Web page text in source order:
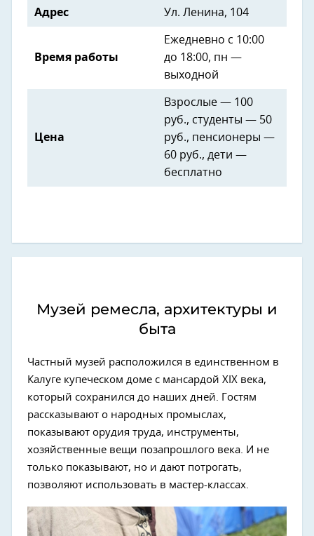
Адрес Ул. Ленина, 104
Время работы
Ежедневно с 10:00
до 18:00, пн —
выходной
Цена
Взрослые — 100
руб., студенты — 50
руб., пенсионеры —
60 руб., дети —
бесплатно
Музей ремесла, архитектуры и
быта
Частный музей расположился в единственном в
Калуге купеческом доме с мансардой XIX века,
который сохранился до наших дней. Гостям
рассказывают о народных промыслах,
показывают орудия труда, инструменты,
хозяйственные вещи позапрошлого века. И не
только показывают, но и дают потрогать,
позволяют использовать в мастер-классах.